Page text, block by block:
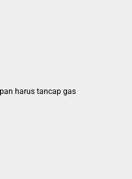
harus tancap gas